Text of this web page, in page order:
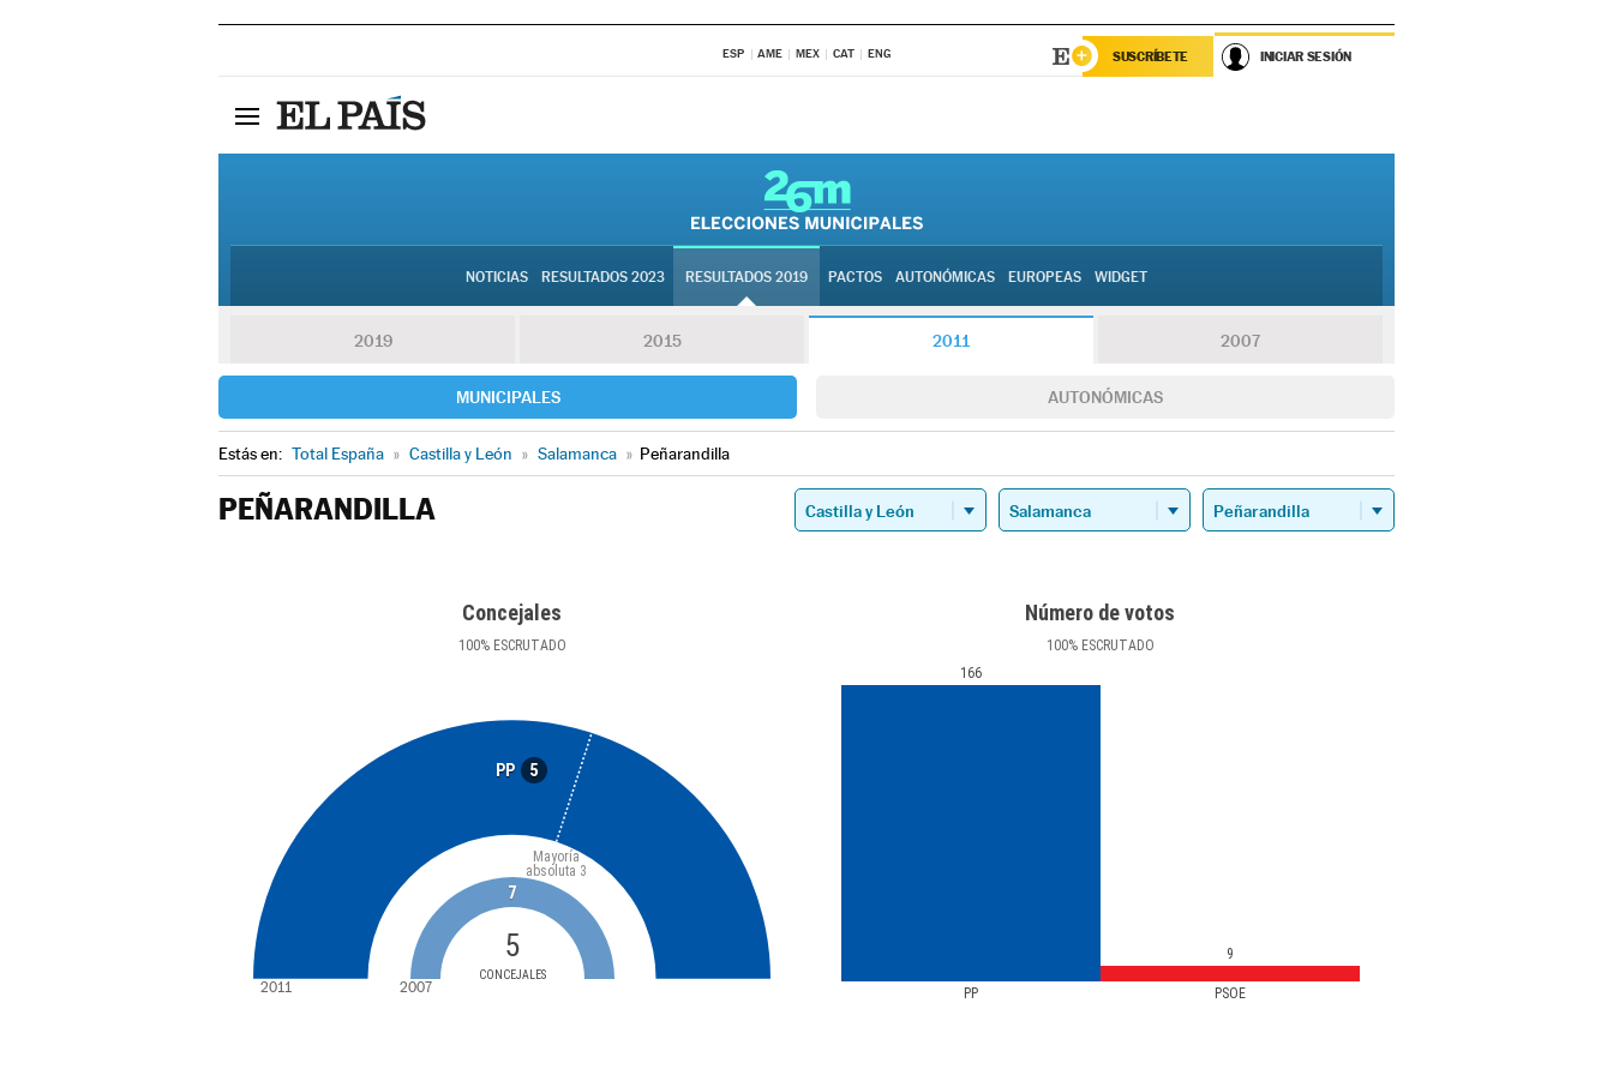
ESP AME MEX CAT ENG SUSCRÍBETE INICIAR SESIÓN
NOTICIAS RESULTADOS 2023 RESULTADOS 2019 PACTOS AUTONÓMICAS EUROPEAS WIDGET
2019 2015 2011 2007
MUNICIPALES AUTONÓMICAS
Estás en: Total España » Castilla y León » Salamanca » Peñarandilla
PEÑARANDILLA
Concejales
100%ESCRUTADO
PP 5
5
CONCEJALES
Mayoría
absoluta 3
7
2011 2007
Número de votos
100%ESCRUTADO
PP PSOE
166
9